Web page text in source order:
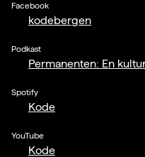
Facebook
kodebergen
Podkast
Permanenten: En
Spotify
Kode
YouTube
Kode